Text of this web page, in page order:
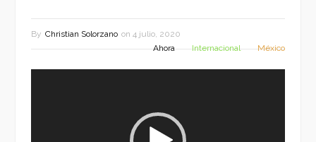
By Christian Solorzano on 4 julio, 2020
Ahora
Internacional México